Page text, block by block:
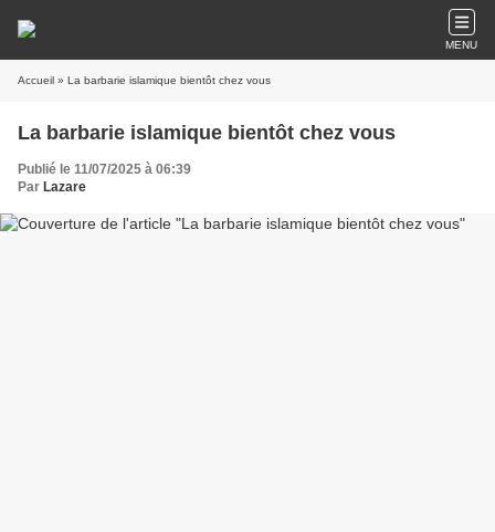
MENU
Accueil » La barbarie islamique bientôt chez vous
La barbarie islamique bientôt chez vous
Publié le 11/07/2025 à 06:39
Par Lazare